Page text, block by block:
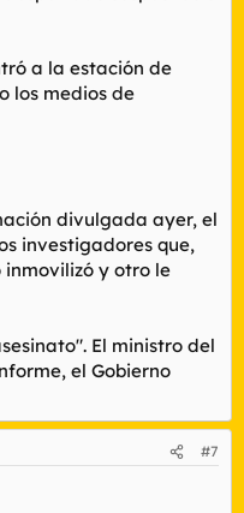
a la estación de
los medios de
divulgada ayer, el
investigadores que,
inmovilizó y otro le
El ministro del
el Gobierno
#7